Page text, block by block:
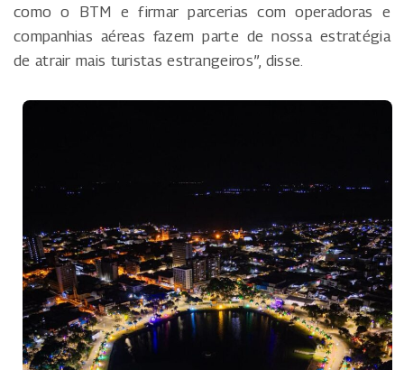
como o BTM e firmar parcerias com operadoras e
companhias aéreas fazem parte de nossa estratégia
de atrair mais turistas estrangeiros”, disse.